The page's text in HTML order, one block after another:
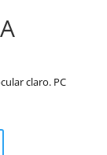
claro. PC